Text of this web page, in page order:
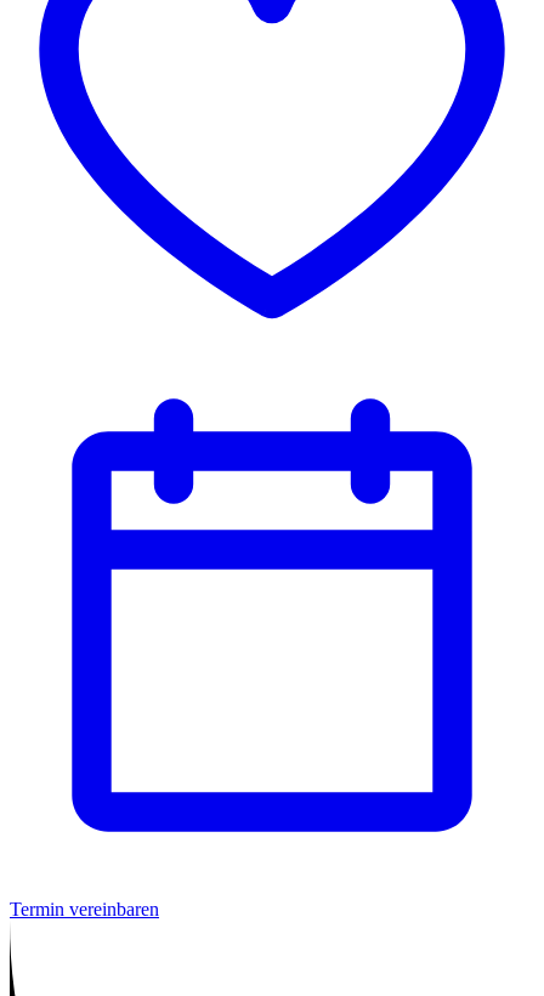
Termin vereinbaren